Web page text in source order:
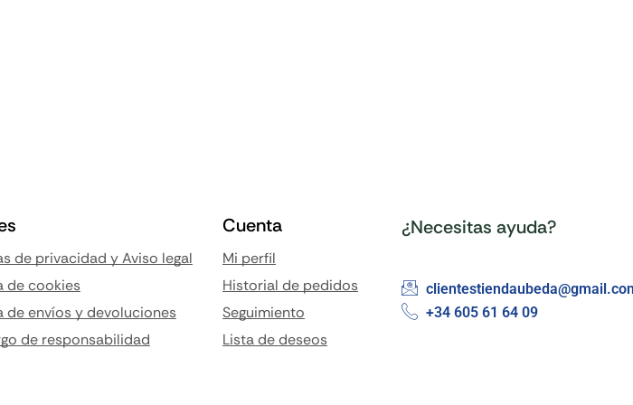
de privacidad y Aviso legal
de cookies
de envíos y devoluciones
de responsabilidad
Cuenta
Mi perfil
Historial de pedidos
Seguimiento
Lista de deseos
¿Necesitas ayuda?
+34 605 61 64 09